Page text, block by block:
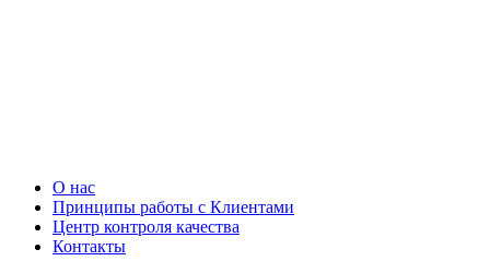
О нас
Принципы работы с Клиентами
Центр контроля качества
Контакты